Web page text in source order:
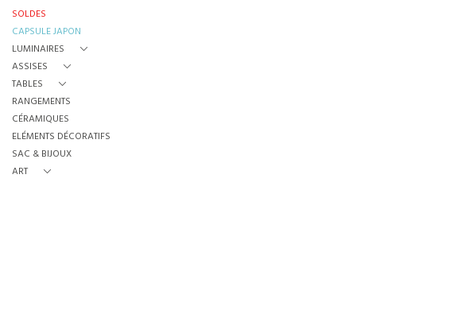
SOLDES
CAPSULE JAPON
LUMINAIRES
ASSISES
TABLES
RANGEMENTS
CÉRAMIQUES
ELÉMENTS DÉCORATIFS
SAC & BIJOUX
ART